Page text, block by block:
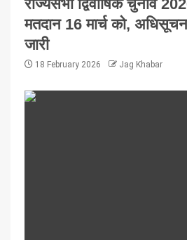
राज्यसभा द्विवार्षिक चुनाव
मतदान 16 मार्च को,
जारी
18 February 2026 Jag Khabar